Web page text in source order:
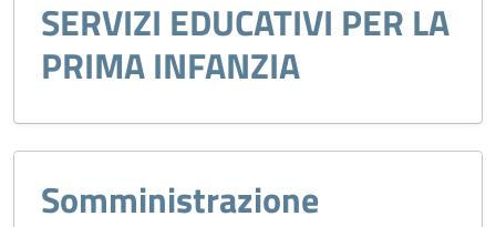
SERVIZI EDUCATIVI PER LA
PRIMA INFANZIA
Somministrazione